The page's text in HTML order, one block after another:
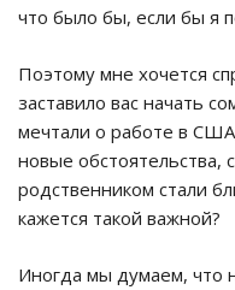
что было бы, если бы я
Поэтому мне хочется
заставило вас начать
мечтали о работе в
новые обстоятельства,
родственником стали
кажется такой важной?
Иногда мы думаем, что